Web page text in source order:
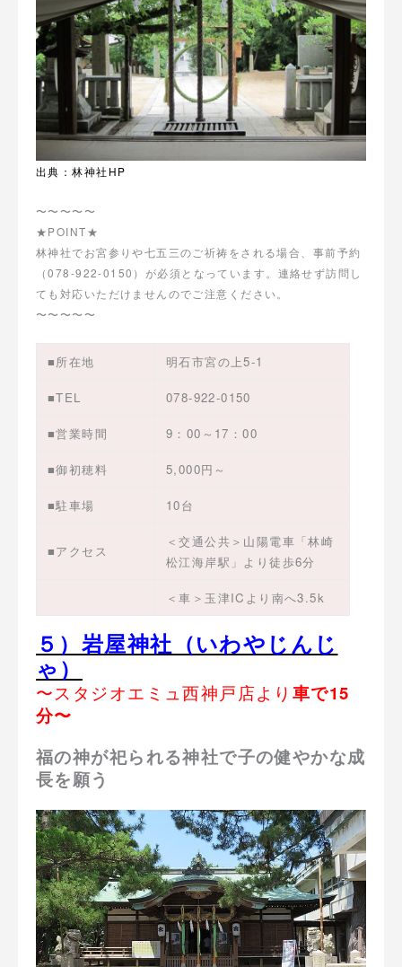
出典：林神社HP
〜〜〜〜〜
★POINT★
林神社でお宮参りや七五三のご祈祷をされる場合、事前予約
（078-922-0150）が必須となっています。連絡せず訪問し
ても対応いただけませんのでご注意ください。
〜〜〜〜〜
■所在地 明石市宮の上5-1
■TEL 078-922-0150
■営業時間 9：00～17：00
■御初穂料 5,000円～
■駐車場 10台
■アクセス
＜交通公共＞山陽電車「林崎
松江海岸駅」より徒歩6分
＜車＞玉津ICより南へ3.5k
５）岩屋神社（いわやじんじ
ゃ）
〜スタジオエミュ西神戸店より 車で15
分〜
福の神が祀られる神社で子の健やかな成
長を願う